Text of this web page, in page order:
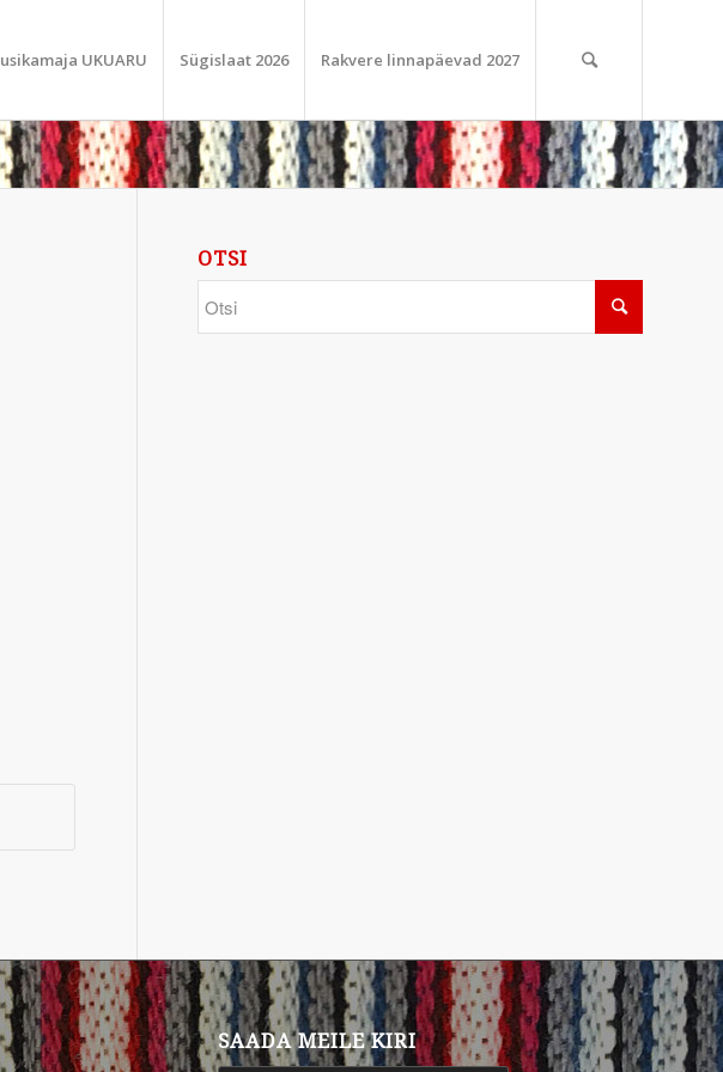
UKUARU Sügislaat 2026 Rakvere linnapäevad 2027
OTSI
SAADA MEILE KIRI